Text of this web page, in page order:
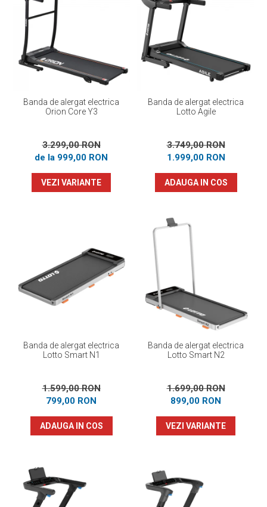
Banda de alergat electrica
Orion Core Y3
3.299,00 RON
de la 999,00 RON
VEZI VARIANTE
Banda de alergat electrica
Lotto Agile
3.749,00 RON
1.999,00 RON
ADAUGA IN COS
Banda de alergat electrica
Lotto Smart N1
1.599,00 RON
799,00 RON
ADAUGA IN COS
Banda de alergat electrica
Lotto Smart N2
1.699,00 RON
899,00 RON
VEZI VARIANTE